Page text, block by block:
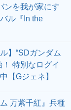
ンを我が家にす
ル『In the
】“SDガンダム
特別なログイ
【Gジェネ】
万紫千紅』兵種